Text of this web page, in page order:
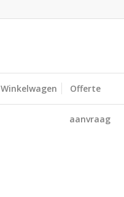
Winkelwagen Offerte
aanvraag